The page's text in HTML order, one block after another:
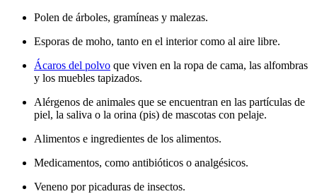
Polen de árboles, gramíneas y malezas.
Esporas de moho, tanto en el interior como al aire libre.
Ácaros del polvo que viven en la ropa de cama, las alfombras
y los muebles tapizados.
Alérgenos de animales que se encuentran en las partículas de
piel, la saliva o la orina (pis) de mascotas con pelaje.
Alimentos e ingredientes de los alimentos.
Medicamentos, como antibióticos o analgésicos.
Veneno por picaduras de insectos.